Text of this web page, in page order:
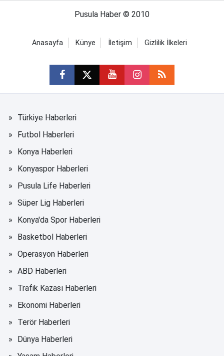
Pusula Haber © 2010
Anasayfa Künye İletişim Gizlilik İlkeleri
Türkiye Haberleri
Futbol Haberleri
Konya Haberleri
Konyaspor Haberleri
Pusula Life Haberleri
Süper Lig Haberleri
Konya'da Spor Haberleri
Basketbol Haberleri
Operasyon Haberleri
ABD Haberleri
Trafik Kazası Haberleri
Ekonomi Haberleri
Terör Haberleri
Dünya Haberleri